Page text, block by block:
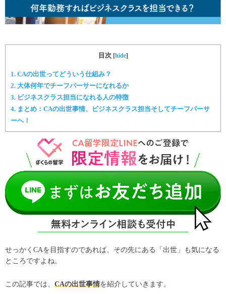
目次 [hide]
1. CAの出世ってどういう仕組み？
2. 大体何年でチーフパーサーになれるか
3. ビジネスクラス担当になれる人の特徴
4. まとめ：CAの出世事情、ビジネスクラス担当そしてチーフパーサ
ーへ！
せっかくCAを目指すのであれば、その先にある「出世」も気になる
ところですよね。
この記事では、 CAの出世事情を紹介していきます。